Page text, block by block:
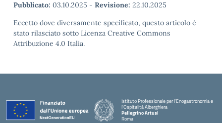
Pubblicato: 03.10.2025 - Revisione: 22.10.2025
Eccetto dove diversamente specificato, questo articolo è
stato rilasciato sotto Licenza Creative Commons
Attribuzione 4.0 Italia.
Istituto Professionale per l'Enogastronomia e
l'Ospitalità Alberghiera
Pellegrino Artusi
Roma